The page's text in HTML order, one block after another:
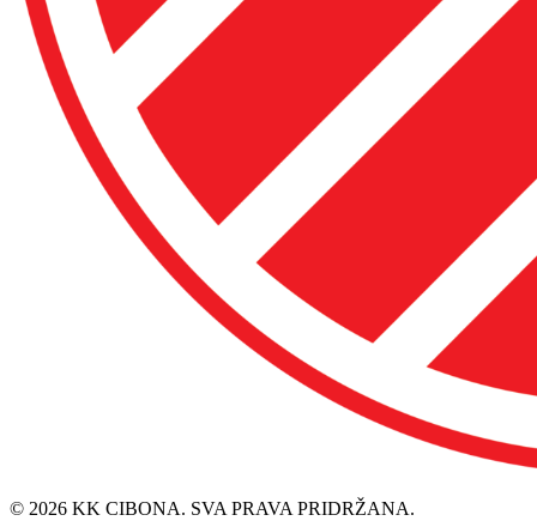
© 2026 KK CIBONA. SVA PRAVA PRIDRŽANA.